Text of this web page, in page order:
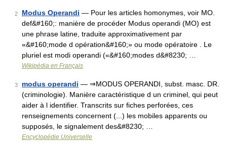
2 Modus Operandi — Pour les articles homonymes, voir MO.
def&#160;: manière de procéder Modus operandi (MO) est
une phrase latine, traduite approximativement par
«&#160;mode d opération&#160;» ou mode opératoire . Le
pluriel est modi operandi («&#160;modes d&#8230; …
Wikipédia en Français
3 modus operandi — ⇒MODUS OPERANDI, subst. masc. DR.
(criminologie). Manière caractéristique d un criminel, qui peut
aider à l identifier. Transcrits sur fiches perforées, ces
renseignements concernent (...) les mobiles apparents ou
supposés, le signalement des&#8230; …
Encyclopédie Universelle